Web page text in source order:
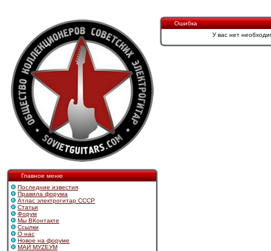
Главное меню
Последние известия
Правила форума
Атлас электрогитар СССР
Статьи
Форум
Мы ВКонтакте
Ссылки
О нас
Новое на форуме
МАЙ МУZЕУМ
Ошибка
У вас нет